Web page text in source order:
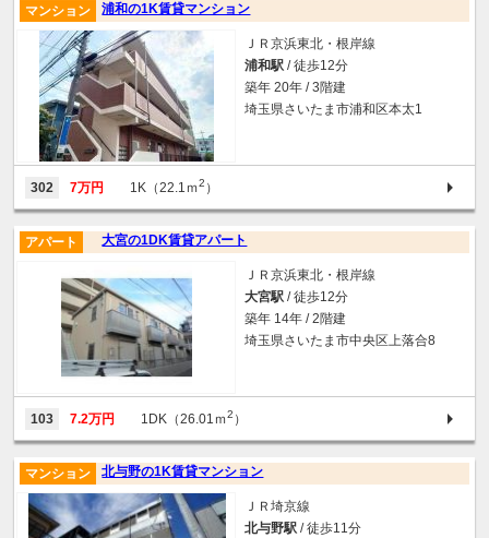
浦和の1K賃貸マンション
マンション
ＪＲ京浜東北・根岸線
浦和駅 / 徒歩12分
築年 20年 / 3階建
埼玉県さいたま市浦和区本太1
302 7万円 1K（22.1ｍ2 ）
大宮の1DK賃貸アパート
アパート
ＪＲ京浜東北・根岸線
大宮駅 / 徒歩12分
築年 14年 / 2階建
埼玉県さいたま市中央区上落合8
103 7.2万円 1DK（26.01ｍ2 ）
北与野の1K賃貸マンション
マンション
ＪＲ埼京線
北与野駅 / 徒歩11分